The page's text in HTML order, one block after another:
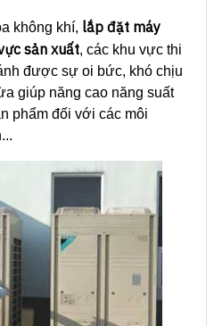
không khí, lắp đặt máy
sản xuất, các khu vực thi
được sự oi bức, khó chịu
giúp năng cao năng suất
phẩm đối với các môi